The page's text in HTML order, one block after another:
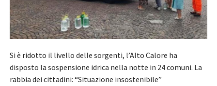
Si è ridotto il livello delle sorgenti, l’Alto Calore ha
disposto la sospensione idrica nella notte in 24 comuni. La
rabbia dei cittadini: “Situazione insostenibile”